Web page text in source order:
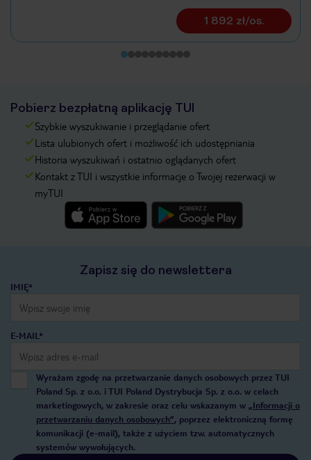
1 892 zł/os.
Pobierz bezpłatną aplikację TUI
Szybkie wyszukiwanie i przeglądanie ofert
Lista ulubionych ofert i możliwość ich udostępniania
Historia wyszukiwań i ostatnio oglądanych ofert
Kontakt z TUI i wszystkie informacje o Twojej rezerwacji w
myTUI
Zapisz się do newslettera
IMIĘ*
E-MAIL*
Wyrażam zgodę na przetwarzanie danych osobowych przez TUI
Poland Sp. z o.o. i TUI Poland Dystrybucja Sp. z o.o. w celach
marketingowych, w zakresie oraz celu wskazanym w „Informacji o
przetwarzaniu danych osobowych”, poprzez elektroniczną formę
komunikacji (e-mail), także z użyciem tzw. automatycznych
systemów wywołujących.